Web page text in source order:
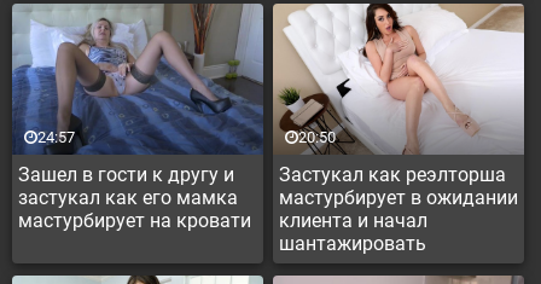
Зашел в гости к другу и
застукал как его мамка
мастурбирует на кровати
24:57
Застукал как реэлторша
мастурбирует в ожидании
клиента и начал
шантажировать
20:50